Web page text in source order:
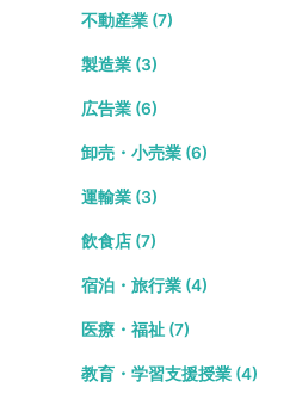
不動産業 (7)
製造業 (3)
広告業 (6)
卸売・小売業 (6)
運輸業 (3)
飲食店 (7)
宿泊・旅行業 (4)
医療・福祉 (7)
教育・学習支援授業 (4)